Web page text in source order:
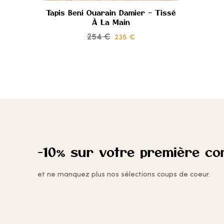
Tapis Beni Ouarain Damier – Tissé
À La Main
254€ 235 €
-10% sur votre première
et ne manquez plus nos sélections coups de coeur.